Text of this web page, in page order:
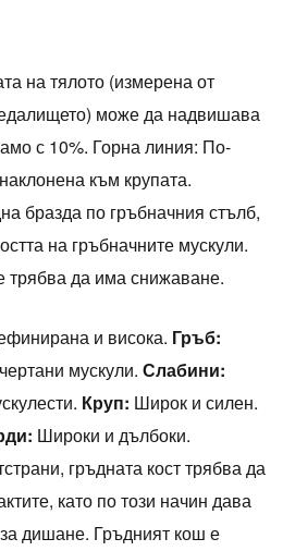
на тялото (измерена от
може да надвишава
с 10%. Горна линия: По-
към крупата.
бразда по гръбначния стълб,
на гръбначните мускули.
трябва да има снижаване.
и висока. Гръб:
мускули. Слабини:
Круп: Широк и силен.
Широки и дълбоки.
гръдната кост трябва да
като по този начин дава
дишане. Гръдният кош е